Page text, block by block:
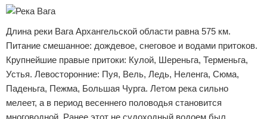
Длина реки Вага Архангельской области равна 575 км.
Питание смешанное: дождевое, снеговое и водами притоков.
Крупнейшие правые притоки: Кулой, Шереньга, Терменьга,
Устья. Левосторонние: Пуя, Вель, Ледь, Неленга, Сюма,
Паденьга, Пежма, Большая Чурга. Летом река сильно
мелеет, а в период весеннего половодья становится
многоводной. Ранее этот не судоходный водоем был